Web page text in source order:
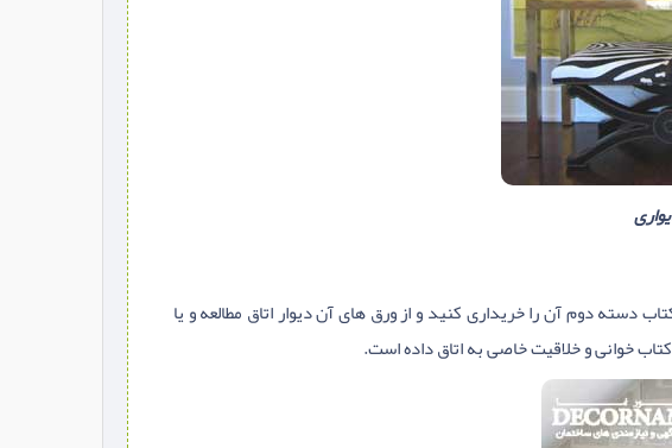
دسته دوم آن را خریداری کنید و از ورق های آن دیوار اتاق مطالعه و یا
خوانی و خلاقیت خاصی به اتاق داده است.